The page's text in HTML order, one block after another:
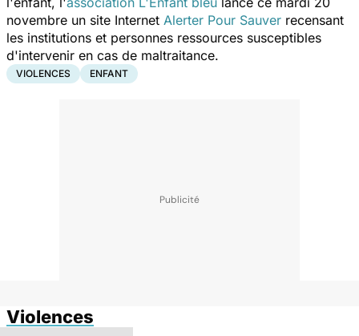
novembre un site Internet Alerter Pour Sauver recensant
les institutions et personnes ressources susceptibles
d'intervenir en cas de maltraitance.
VIOLENCES ENFANT
Violences